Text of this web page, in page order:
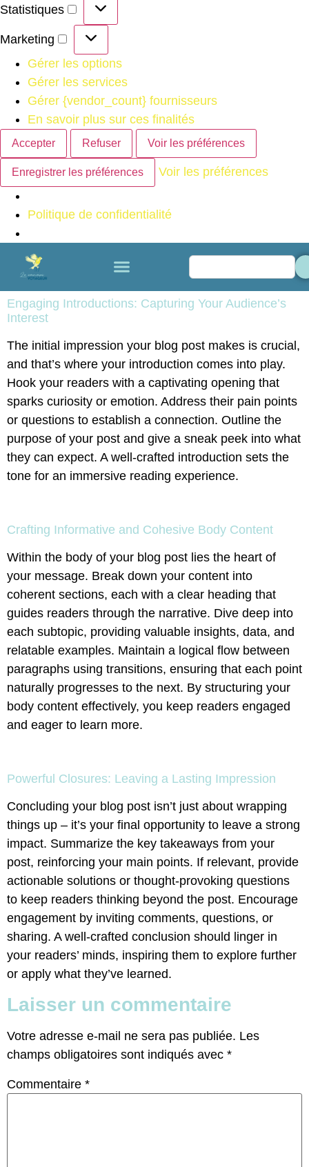
Statistiques
Marketing
Gérer les options
Gérer les services
Gérer {vendor_count} fournisseurs
En savoir plus sur ces finalités
Accepter Refuser Voir les préférences
Enregistrer les préférences Voir les préférences
Politique de confidentialité
Engaging Introductions: Capturing Your Audience’s
Interest
The initial impression your blog post makes is crucial,
and that’s where your introduction comes into play.
Hook your readers with a captivating opening that
sparks curiosity or emotion. Address their pain points
or questions to establish a connection. Outline the
purpose of your post and give a sneak peek into what
they can expect. A well-crafted introduction sets the
tone for an immersive reading experience.
Crafting Informative and Cohesive Body Content
Within the body of your blog post lies the heart of
your message. Break down your content into
coherent sections, each with a clear heading that
guides readers through the narrative. Dive deep into
each subtopic, providing valuable insights, data, and
relatable examples. Maintain a logical flow between
paragraphs using transitions, ensuring that each point
naturally progresses to the next. By structuring your
body content effectively, you keep readers engaged
and eager to learn more.
Powerful Closures: Leaving a Lasting Impression
Concluding your blog post isn’t just about wrapping
things up – it’s your final opportunity to leave a strong
impact. Summarize the key takeaways from your
post, reinforcing your main points. If relevant, provide
actionable solutions or thought-provoking questions
to keep readers thinking beyond the post. Encourage
engagement by inviting comments, questions, or
sharing. A well-crafted conclusion should linger in
your readers’ minds, inspiring them to explore further
or apply what they’ve learned.
Laisser un commentaire
Votre adresse e-mail ne sera pas publiée. Les
champs obligatoires sont indiqués avec *
Commentaire *